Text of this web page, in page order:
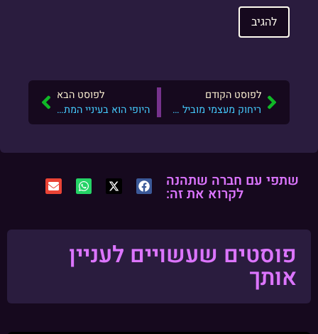
לפוסט הקודם
ריחוק מעצמי מוביל לריחוק מאחרים
לפוסט הבא
היופי הוא בעיניי המתבונן
שתפי עם חברה שתהנה
לקרוא את זה:
פוסטים שעשויים לעניין
אותך